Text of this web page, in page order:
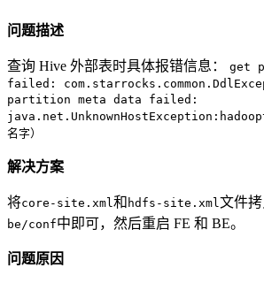
问题描述
查询 Hive 外部表时具体报错信息： get
failed:
partition meta data failed:
名字）
解决方案
将core-site.xml 和 hdfs-site.xml 文件拷
be/conf中即可，然后重启 FE 和 BE。
问题原因